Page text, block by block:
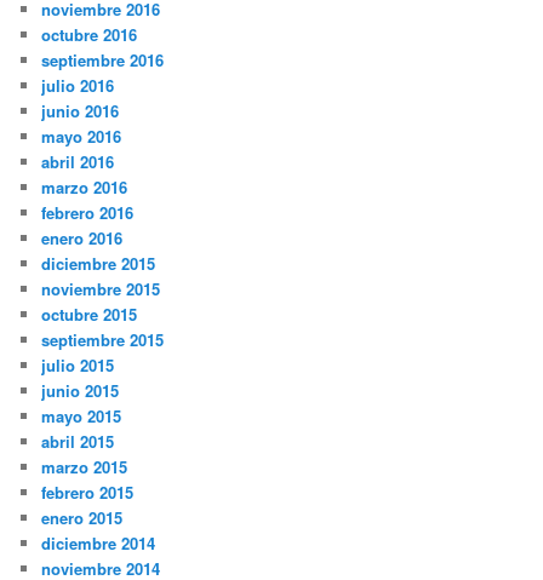
noviembre 2016
octubre 2016
septiembre 2016
julio 2016
junio 2016
mayo 2016
abril 2016
marzo 2016
febrero 2016
enero 2016
diciembre 2015
noviembre 2015
octubre 2015
septiembre 2015
julio 2015
junio 2015
mayo 2015
abril 2015
marzo 2015
febrero 2015
enero 2015
diciembre 2014
noviembre 2014